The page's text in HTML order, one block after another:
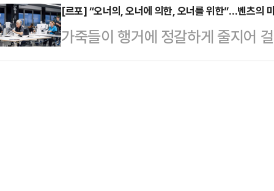
어낸 것이다. 운전 중 신문을 읽고
시간. 더 이상 상상 속 이야기가 아
라…
업자는 고개를 숙이지 않는다. 서
반로봇(AGV)이 실어 나른다. 로봇
품을 공급한다. 그 위로는 또 다른
[르포] “오너의, 오너에 의한, 오너를 위한”…벤츠의
가죽들이 행거에 정갈하게 줄지어
분류된 가죽 샘플이 배열돼 있어 손